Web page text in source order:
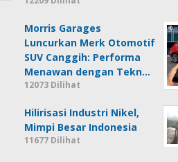
Morris Garages
Luncurkan Merk Otomotif
SUV Canggih: Performa
Menawan dengan Tekn…
12073 Dilihat
Hilirisasi Industri Nikel,
Mimpi Besar Indonesia
11677 Dilihat